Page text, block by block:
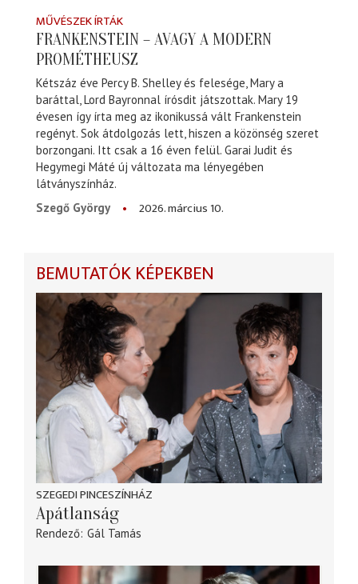
MŰVÉSZEK ÍRTÁK
FRANKENSTEIN – AVAGY A MODERN
PROMÉTHEUSZ
Kétszáz éve Percy B. Shelley és felesége, Mary a
baráttal, Lord Bayronnal írósdit játszottak. Mary 19
évesen így írta meg az ikonikussá vált Frankenstein
regényt. Sok átdolgozás lett, hiszen a közönség szeret
borzongani. Itt csak a 16 éven felül. Garai Judit és
Hegymegi Máté új változata ma lényegében
látványszínház.
Szegő György
2026. március 10.
BEMUTATÓK KÉPEKBEN
SZEGEDI PINCESZÍNHÁZ
Apátlanság
Rendező Gál Tamás